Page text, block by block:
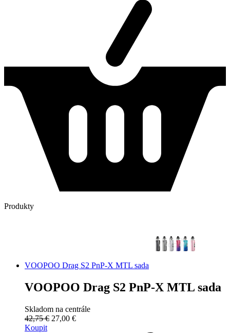
Produkty
VOOPOO Drag S2 PnP-X MTL sada
VOOPOO Drag S2 PnP-X MTL sada
Skladom na centrále
42,75 € 27,00 €
Koupit